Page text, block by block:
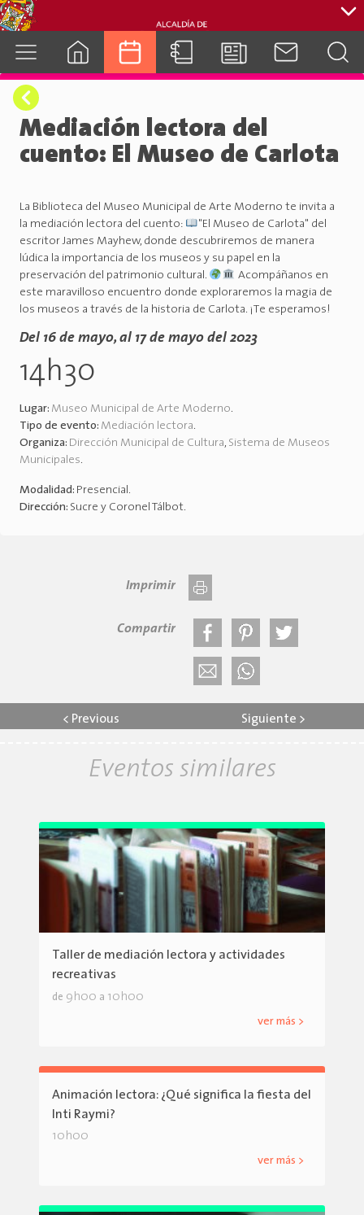
Mediación lectora del
cuento: El Museo de Carlota
La Biblioteca del Museo Municipal de Arte Moderno te invita a
la mediación lectora del cuento:
"El Museo de Carlota" del
escritor James Mayhew, donde descubriremos de manera
lúdica la importancia de los museos y su papel en la
preservación del patrimonio cultural.
Acompáñanos en
este maravilloso encuentro donde exploraremos la magia de
los museos a través de la historia de Carlota. ¡Te esperamos!
Del 16 de mayo, al 17 de mayo del 2023
14h30
Lugar: Museo Municipal de Arte Moderno.
Tipo de evento: Mediación lectora.
Organiza: Dirección Municipal de Cultura, Sistema de Museos
Municipales.
Modalidad: Presencial.
Dirección: Sucre y Coronel Tálbot.
Imprimir
Compartir
< Previous Siguiente >
Eventos similares
Taller de mediación lectora y actividades
recreativas
de 9h00 a 10h00
ver más >
Animación lectora: ¿Qué significa la fiesta del
Inti Raymi?
10h00
ver más >